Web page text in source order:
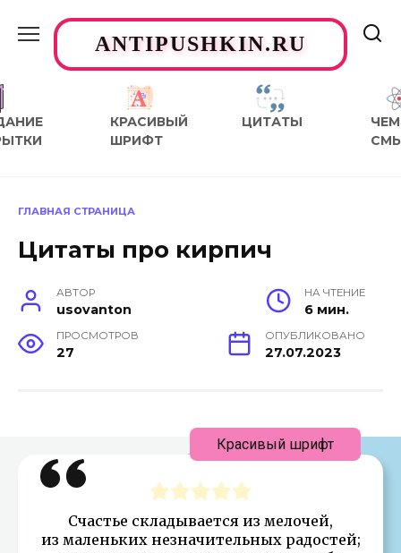
содержаниюANTIPUSHKIN.RU
КРАСИВЫЙ
ШРИФТ
ЦИТАТЫ
ЧЕМ
ГЛАВНАЯ СТРАНИЦА
Цитаты про кирпич
АВТОР
usovanton
НА ЧТЕНИЕ
6 мин.
ПРОСМОТРОВ
27
ОПУБЛИКОВАНО
27.07.2023
Счастье складывается из мелочей,
из маленьких незначительных радостей;
Красивый шрифт